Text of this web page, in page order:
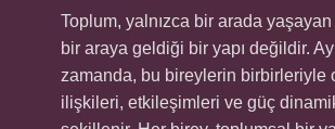
Toplum, yalnızca bir arada
bir araya geldiği bir yapı değildir.
zamanda, bu bireylerin birbirleriyle
ilişkileri, etkileşimleri ve güç